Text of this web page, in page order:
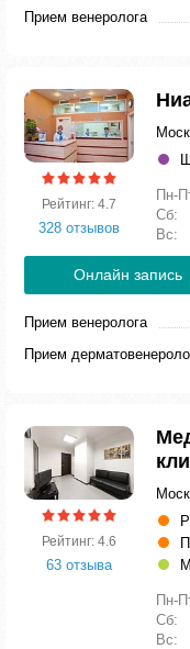
Прием венеролога
Рейтинг: 4.7
328 отзывов
Пн-
Сб:
Вс:
Онлайн запись
Прием венеролога
Прием
Рейтинг: 4.6
63 отзыва
Пн-
Сб:
Вс: